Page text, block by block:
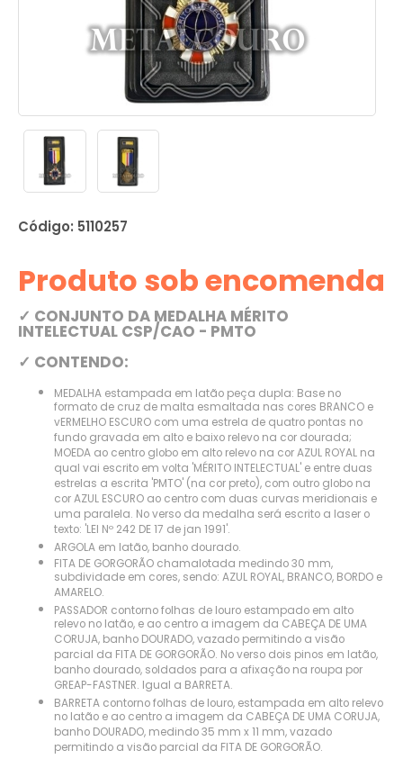
Código: 5110257
Produto sob encomenda
✓ CONJUNTO DA MEDALHA MÉRITO
INTELECTUAL CSP/CAO - PMTO
✓ CONTENDO:
MEDALHA estampada em latão peça dupla: Base no
formato de cruz de malta esmaltada nas cores BRANCO e
vERMELHO ESCURO com uma estrela de quatro pontas no
fundo gravada em alto e baixo relevo na cor dourada;
MOEDA ao centro globo em alto relevo na cor AZUL ROYAL na
qual vai escrito em volta 'MÉRITO INTELECTUAL' e entre duas
estrelas a escrita 'PMTO' (na cor preto), com outro globo na
cor AZUL ESCURO ao centro com duas curvas meridionais e
uma paralela. No verso da medalha será escrito a laser o
texto: 'LEI Nº 242 DE 17 de jan 1991'.
ARGOLA em latão, banho dourado.
FITA DE GORGORÃO chamalotada medindo 30 mm,
subdividade em cores, sendo: AZUL ROYAL, BRANCO, BORDO e
AMARELO.
PASSADOR contorno folhas de louro estampado em alto
relevo no latão, e ao centro a imagem da CABEÇA DE UMA
CORUJA, banho DOURADO, vazado permitindo a visão
parcial da FITA DE GORGORÃO. No verso dois pinos em latão,
banho dourado, soldados para a afixação na roupa por
GREAP-FASTNER. Igual a BARRETA.
BARRETA contorno folhas de louro, estampada em alto relevo
no latão e ao centro a imagem da CABEÇA DE UMA CORUJA,
banho DOURADO, medindo 35 mm x 11 mm, vazado
permitindo a visão parcial da FITA DE GORGORÃO.